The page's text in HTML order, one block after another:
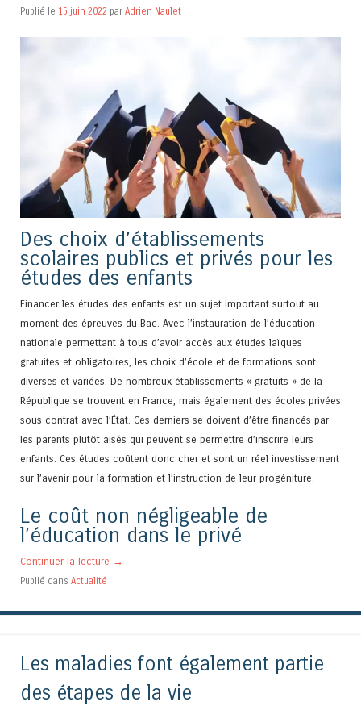
Publié le 15 juin 2022 par Adrien Naulet
Des choix d’établissements
scolaires publics et privés pour les
études des enfants
Financer les études des enfants est un sujet important surtout au
moment des épreuves du Bac. Avec l’instauration de l’éducation
nationale permettant à tous d’avoir accès aux études laïques
gratuites et obligatoires, les choix d’école et de formations sont
diverses et variées. De nombreux établissements « gratuits » de la
République se trouvent en France, mais également des écoles privées
sous contrat avec l’État. Ces derniers se doivent d’être financés par
les parents plutôt aisés qui peuvent se permettre d’inscrire leurs
enfants. Ces études coûtent donc cher et sont un réel investissement
sur l’avenir pour la formation et l’instruction de leur progéniture.
Le coût non négligeable de
l’éducation dans le privé
Continuer la lecture →
Publié dans Actualité
Les maladies font également partie
des étapes de la vie